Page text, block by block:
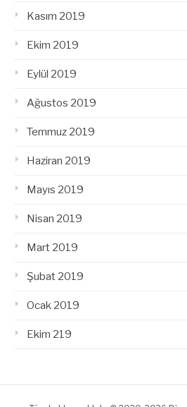
Kasım 2019
Ekim 2019
Eylül 2019
Ağustos 2019
Temmuz 2019
Haziran 2019
Mayıs 2019
Nisan 2019
Mart 2019
Şubat 2019
Ocak 2019
Ekim 219